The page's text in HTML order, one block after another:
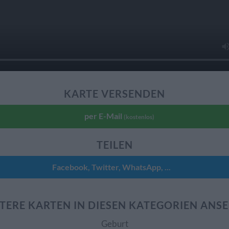
KARTE VERSENDEN
per E-Mail (kostenlos)
TEILEN
Facebook, Twitter, WhatsApp, ...
KARTEN IN DIESEN KATEGORIEN
Geburt